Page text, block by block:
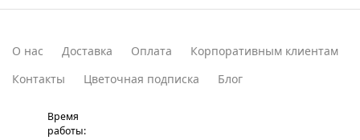
О нас Доставка Оплата
Корпоративным клиентам
Контакты
Цветочная подписка Блог
Время
работы: